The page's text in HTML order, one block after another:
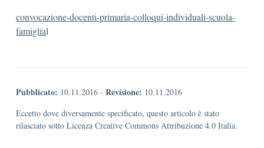
convocazione-docenti-primaria-colloqui-individuali-scuola-
famiglial
Pubblicato: 10.11.2016 - Revisione: 10.11.2016
Eccetto dove diversamente specificato, questo articolo è stato
rilasciato sotto Licenza Creative Commons Attribuzione 4.0 Italia.